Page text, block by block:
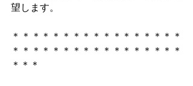
望します。
＊＊＊＊＊＊＊＊＊＊＊＊＊＊＊＊＊
＊＊＊＊＊＊＊＊＊＊＊＊＊＊＊＊＊
＊＊＊